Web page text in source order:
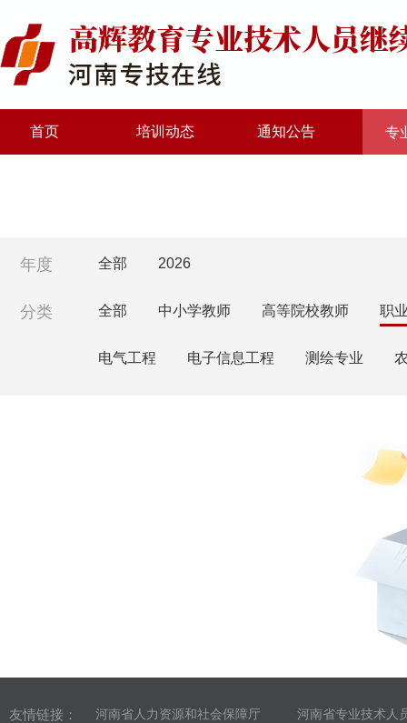
首页 培训动态 通知公告 专
年度 全部 2026
分类 全部 中小学教师 高等院校教师 职
电气工程 电子信息工程 测绘专业
友情链接： 河南省人力资源和社会保障厅 河南省专业技术人